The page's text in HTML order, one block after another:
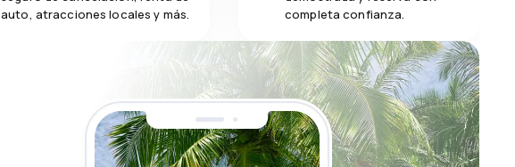
auto, atracciones locales y más.
completa confianza.